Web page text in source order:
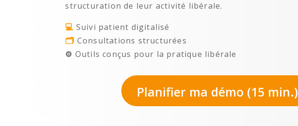
structuration de leur activité libérale.
💻 Suivi patient digitalisé
🗂️ Consultations structurées
⚙️ Outils conçus pour la pratique libérale
Planifier ma démo (15 min.)